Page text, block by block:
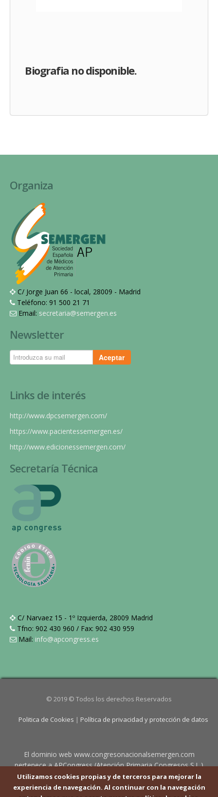
Biografia no disponible.
Organiza
C/ Jorge Juan 66 - local, 28009 - Madrid
Teléfono: 91 500 21 71
Email: secretaria@semergen.es
Newsletter
Aceptar
Links de interés
http://www.dpcsemergen.com/
https://www.pacientessemergen.es/
http://www.edicionessemergen.com/
Secretaría Técnica
C/ Narvaez 15 - 1º Izquierda, 28009 Madrid
Tfno: 902 430 960 / Fax: 902 430 959
Mail: info@apcongress.es
© 2019 © Todos los derechos Reservados
Politica de Cookies | Política de privacidad y protección de datos
El dominio web www.congresonacionalsemergen.com
pertenece a APCongress (Atención Primaria Congresos S.L.)
con CIF B84678051, y domicilio en C/Narváez 15, 1º Izda. ,
28009 Madrid. Pueden contactar en info@apcongress.es .
Utilizamos cookies propias y de terceros para mejorar la
experiencia de navegación. Al continuar con la navegación